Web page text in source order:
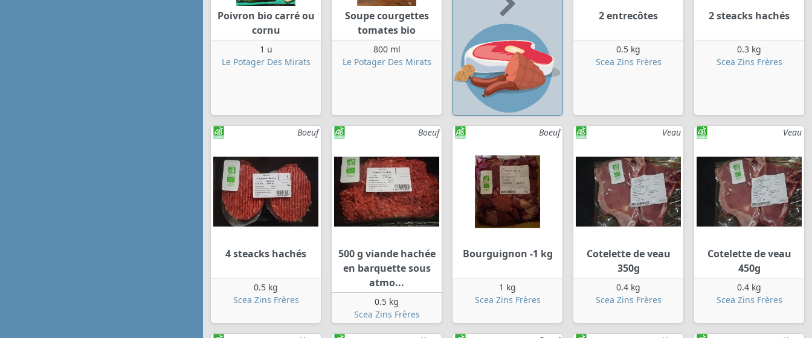
Poivron bio carré ou
cornu
1 u
Le Potager Des Mirats
Soupe courgettes
tomates bio
800 ml
Le Potager Des Mirats
2 entrecôtes
0.5 kg
Scea Zins Frères
2 steacks hachés
0.3 kg
Scea Zins Frères
Boeuf
4 steacks hachés
0.5 kg
Scea Zins Frères
Boeuf
500 g viande hachée
en barquette sous
atmo...
0.5 kg
Scea Zins Frères
Boeuf
Bourguignon -1 kg
1 kg
Scea Zins Frères
Veau
Cotelette de veau
350g
0.4 kg
Scea Zins Frères
Veau
Cotelette de veau
450g
0.4 kg
Scea Zins Frères